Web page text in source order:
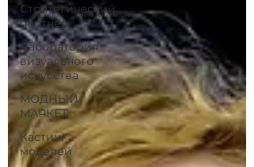
Стратегический
партнёр
Лаборатория
визуального
искусства
МОДНЫЙ
МАРКЕТ
Кастинг
моделей